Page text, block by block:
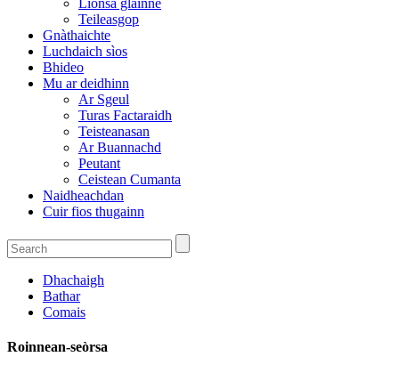
Lionsa glainne
Teileasgop
Gnàthaichte
Luchdaich sìos
Bhideo
Mu ar deidhinn
Ar Sgeul
Turas Factaraidh
Teisteanasan
Ar Buannachd
Peutant
Ceistean Cumanta
Naidheachdan
Cuir fios thugainn
Dhachaigh
Bathar
Comais
Roinnean-seòrsa